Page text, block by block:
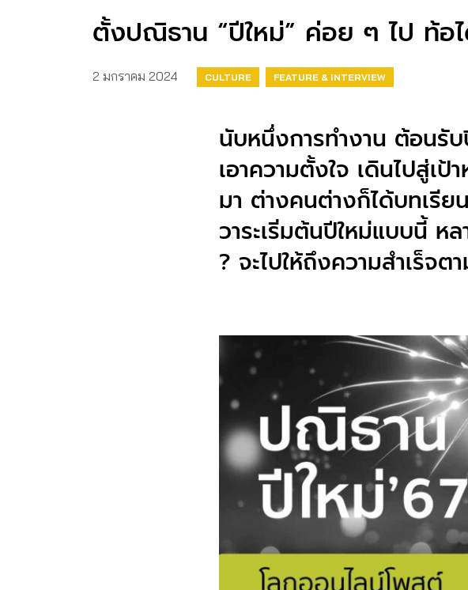
ตั้งปณิธาน “ปีใหม่” ค่อย ๆ ไป ท้อ
2 มกราคม 2024 CULTURE
FEATURE & INTERVIEW
นับหนึ่งการทำงาน ต้อนรั
เอาความตั้งใจ เดินไปสู่เ
มา ต่างคนต่างก็ได้บทเรี
วาระเริ่มต้นปีใหม่แบบนี้ ห
? จะไปให้ถึงความสำเร็จต